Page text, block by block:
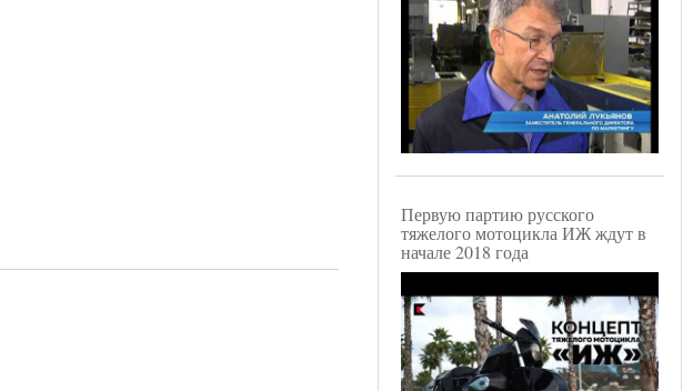
Первую партию русского
тяжелого мотоцикла ИЖ ждут в
начале 2018 года